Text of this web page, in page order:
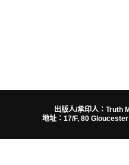
出版人/承印人：Truth
地址：17/F, 80